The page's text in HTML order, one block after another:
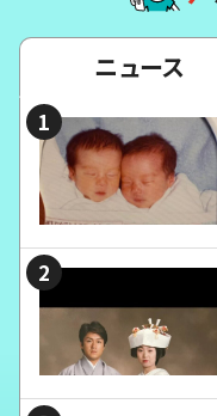
ニュース